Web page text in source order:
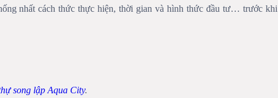
nhất cách thức thực hiện, thời gian và hình thức đầu tư… trước khi
song lập Aqua City.